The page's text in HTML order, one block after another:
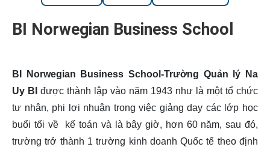
BI Norwegian Business School
BI Norwegian Business School-Trường Quản lý Na
Uy BI được thành lập vào năm 1943 như là một tổ chức
tư nhân, phi lợi nhuận trong việc giảng dạy các lớp học
buổi tối về kế toán và là bây giờ, hơn 60 năm, sau đó,
trường trở thành 1 trường kinh doanh Quốc tế theo định